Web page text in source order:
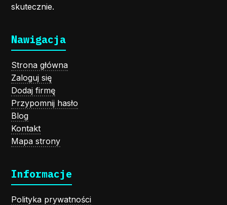
skutecznie.
Nawigacja
Strona główna
Zaloguj się
Dodaj firmę
Przypomnij hasło
Blog
Kontakt
Mapa strony
Informacje
Polityka prywatności